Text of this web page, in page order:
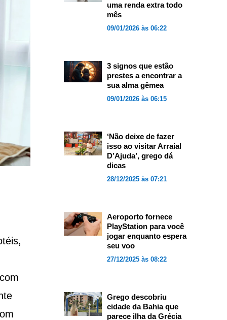
uma renda extra todo
mês
09/01/2026 às 06:22
3 signos que estão
prestes a encontrar a
sua alma gêmea
09/01/2026 às 06:15
‘Não deixe de fazer
isso ao visitar Arraial
D’Ajuda’, grego dá
dicas
28/12/2025 às 07:21
Aeroporto fornece
PlayStation para você
jogar enquanto espera
seu voo
27/12/2025 às 08:22
Grego descobriu
cidade da Bahia que
parece ilha da Grécia